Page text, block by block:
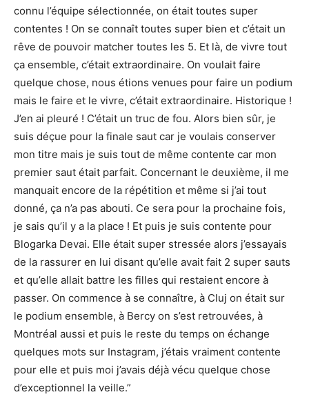
connu l’équipe sélectionnée, on était toutes super
contentes ! On se connaît toutes super bien et c’était un
rêve de pouvoir matcher toutes les 5. Et là, de vivre tout
ça ensemble, c’était extraordinaire. On voulait faire
quelque chose, nous étions venues pour faire un podium
mais le faire et le vivre, c’était extraordinaire. Historique !
J’en ai pleuré ! C’était un truc de fou. Alors bien sûr, je
suis déçue pour la finale saut car je voulais conserver
mon titre mais je suis tout de même contente car mon
premier saut était parfait. Concernant le deuxième, il me
manquait encore de la répétition et même si j’ai tout
donné, ça n’a pas abouti. Ce sera pour la prochaine fois,
je sais qu’il y a la place ! Et puis je suis contente pour
Blogarka Devai. Elle était super stressée alors j’essayais
de la rassurer en lui disant qu’elle avait fait 2 super sauts
et qu’elle allait battre les filles qui restaient encore à
passer. On commence à se connaître, à Cluj on était sur
le podium ensemble, à Bercy on s’est retrouvées, à
Montréal aussi et puis le reste du temps on échange
quelques mots sur Instagram, j’étais vraiment contente
pour elle et puis moi j’avais déjà vécu quelque chose
d’exceptionnel la veille.”